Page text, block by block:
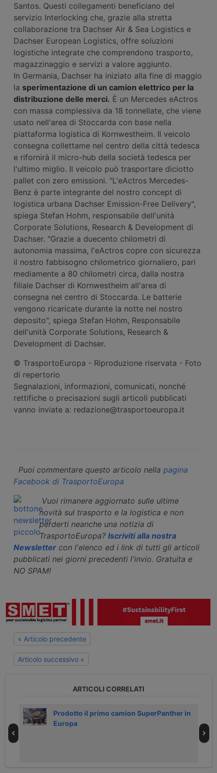
Santos. Questi collegamenti beneficiano del
servizio Interlocking che, grazie alla stretta
collaborazione tra Dachser Air & Sea Logistics e
Dachser European Logistics, offre soluzioni
logistiche integrate che comprendono trasporto,
magazzinaggio e servizi a valore aggiunto.
In Germania, Dachser ha iniziato alla fine di maggio
la sperimentazione di un camion elettrico per la
distribuzione delle merci. È un Mercedes eActros
con massa complessiva da 18 tonnellate, che viene
usato nell'area di Stoccarda con base nella
piattaforma logistica di Kornwestheim. Il veicolo
consegna collettame nel centro della città tedesca
e rifornirà il micro-hub della società tedesca per
l'ultimo miglio. Il veicolo può trasportare diciotto
pallet con zero emissioni. "L'eActros Mercedes-
Benz è parte integrante del nostro concept di
logistica urbana Dachser Emission-Free Delivery",
spiega Stefan Hohm, responsabile dell'unità
Corporate Solutions, Research & Development di
Dachser. "Grazie a duecento chilometri di
autonomia massima, l'eActros copre con sicurezza
il nostro fabbisogno chilometrico giornaliero, pari
mediamente a 80 chilometri circa, dalla nostra
filiale Dachser di Kornwestheim all'area di
consegna nel centro di Stoccarda. Le batterie
vengono ricaricate durante la notte nel nostro
deposito", spiega Stefan Hohm, Responsabile
dell'unità Corporate Solutions, Research &
Development di Dachser.
© TrasportoEuropa - Riproduzione riservata - Foto
di repertorio
Segnalazioni, informazioni, comunicati, nonché
rettifiche o precisazioni sugli articoli pubblicati
vanno inviate a: redazione@trasportoeuropa.it
Puoi commentare questo articolo nella pagina
Facebook di TrasportoEuropa
Vuoi rimanere aggiornato sulle ultime
novità sul trasporto e la logistica e non
perderti neanche una notizia di
TrasportoEuropa? Iscriviti alla nostra
Newsletter con l'elenco ed i link di tutti gli articoli
pubblicati nei giorni precedenti l'invio. Gratuita e
NO SPAM!
« Articolo precedente
Articolo successivo »
ARTICOLI CORRELATI
Prodotto il primo camion SuperPanther in
Europa